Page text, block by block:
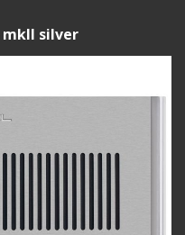
mkII silver